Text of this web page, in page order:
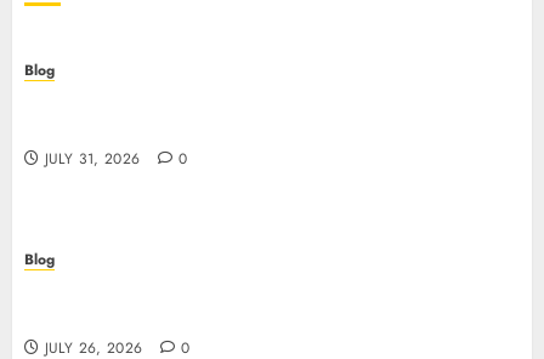
Blog
JULY 31, 2026 0
Blog
JULY 26, 2026 0